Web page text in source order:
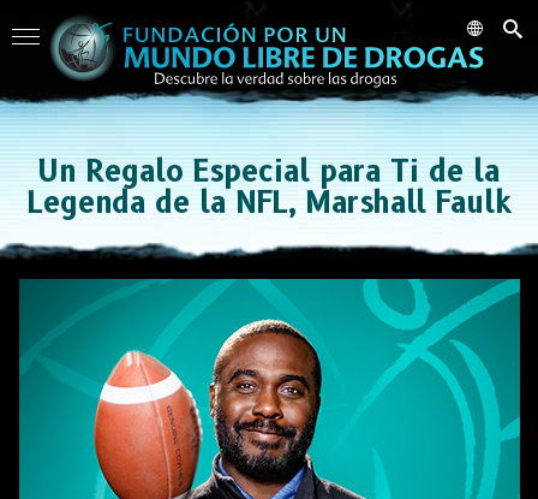
Un Regalo Especial para Ti de la
Legenda de la NFL, Marshall Faulk